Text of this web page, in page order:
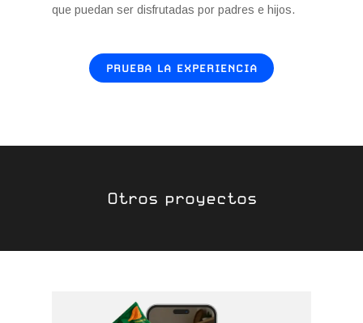
que puedan ser disfrutadas por padres e hijos.
PRUEBA LA EXPERIENCIA
Otros proyectos